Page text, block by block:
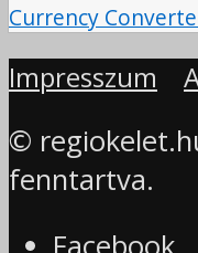
Currency
Impresszum
©
fenntartva.